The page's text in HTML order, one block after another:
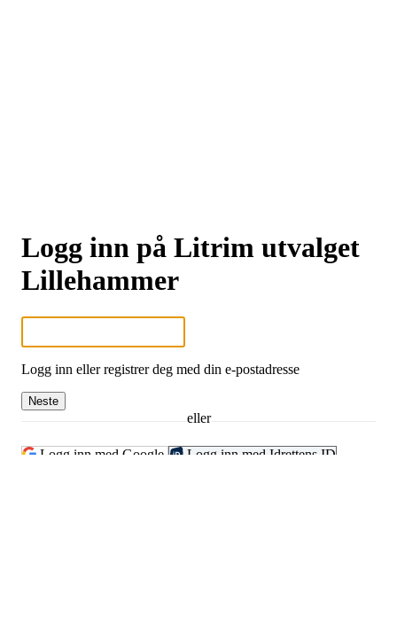
Logg inn på Litrim utvalget
Lillehammer
Logg inn eller registrer deg med din e-postadresse
Neste
eller
Logg inn med Google Logg inn med Idrettens ID